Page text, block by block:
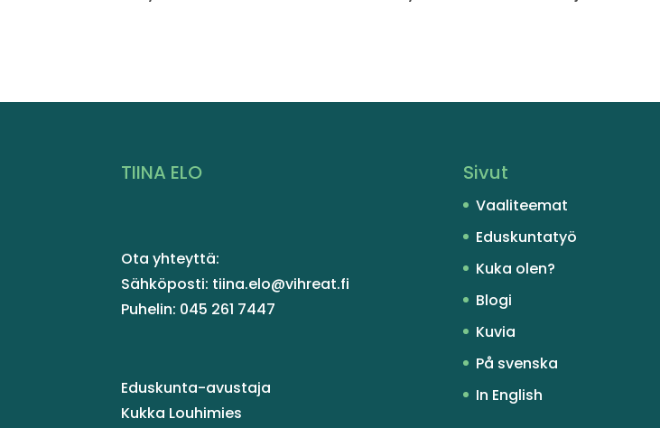
TIINA ELO
Ota yhteyttä:
Sähköposti: tiina.elo@vihreat.fi
Puhelin: 045 261 7447
Eduskunta-avustaja
Kukka Louhimies
Sivut
Vaaliteemat
Eduskuntatyö
Kuka olen?
Blogi
Kuvia
På svenska
In English